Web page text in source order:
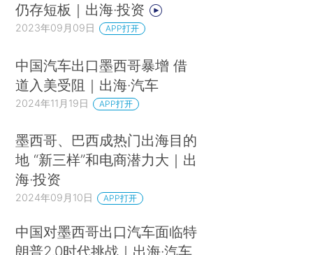
仍存短板｜出海·投资
2023年09月09日 APP打开
中国汽车出口墨西哥暴增 借
道入美受阻｜出海·汽车
2024年11月19日 APP打开
墨西哥、巴西成热门出海目的
地 “新三样”和电商潜力大｜出
海·投资
2024年09月10日 APP打开
中国对墨西哥出口汽车面临特
朗普2.0时代挑战｜出海·汽车